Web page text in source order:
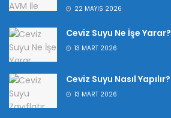
22 MAYIS 2026
Ceviz Suyu Ne İşe Yarar?
13 MART 2026
Ceviz Suyu Nasıl Yapılır?
13 MART 2026